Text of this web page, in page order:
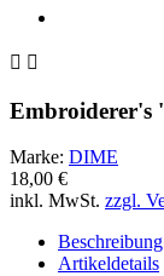
 
Embroiderer's
Marke: DIME
18,00 €
inkl. MwSt. zzgl.
Beschreibung
Artikeldetails